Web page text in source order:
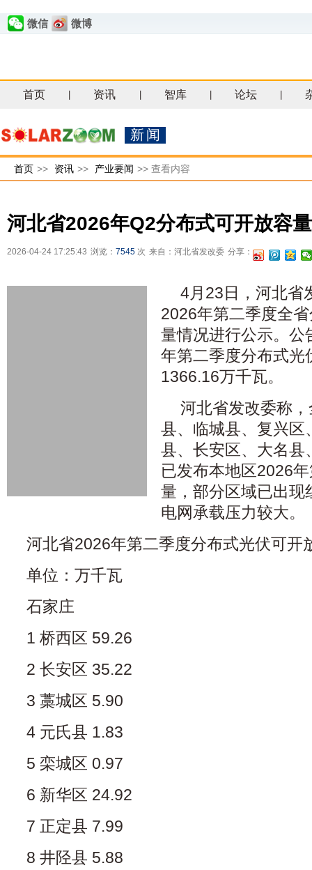
微信 微博
首页 资讯 智库 论坛
新闻
首页 >> 资讯 >> 产业要闻 >> 查看内容
河北省2026年Q2分布式可开放容
2026-04-24 17:25:43 浏览： 7545 次 来自：河北省发改委 分享：
4月23日，河北省
2026年第二季度全
量情况进行公示。公
年第二季度分布式光
1366.16万千瓦。
河北省发改委称
县、临城县、复兴区
县、长安区、大名县
已发布本地区2026
量，部分区域已出现‌
电网承载压力较大‌。
河北省2026年第二季度分布式光伏可开
单位：万千瓦
石家庄
1 桥西区 59.26
2 长安区 35.22
3 藁城区 5.90
4 元氏县 1.83
5 栾城区 0.97
6 新华区 24.92
7 正定县 7.99
8 井陉县 5.88